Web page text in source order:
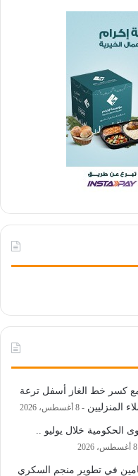
مع كسر خط الغاز أسفل ترعة
المنزليين
8 أغسطس، 2026
الحكومية خلال يوليو ..
8 أغسطس، 2026
في تطوير منجم السكري